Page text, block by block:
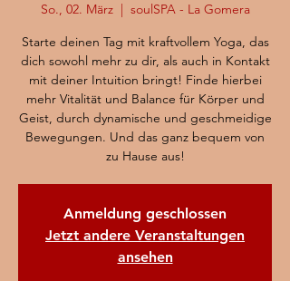
So., 02. März
  |
soulSPA - La Gomera
Starte deinen Tag mit kraftvollem Yoga, das
dich sowohl mehr zu dir, als auch in Kontakt
mit deiner Intuition bringt! Finde hierbei
mehr Vitalität und Balance für Körper und
Geist, durch dynamische und geschmeidige
Bewegungen. Und das ganz bequem von
zu Hause aus!
Anmeldung geschlossen
Jetzt andere Veranstaltungen
ansehen